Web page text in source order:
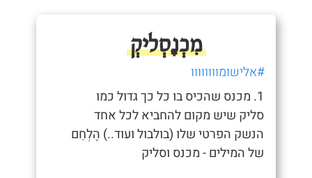
מִכְנָסְליקְ
#אלישומוווווווו
1. מכנס שהכיס בו כל כך גדול כמו
סליק שיש מקום להחביא לכל אחד
הנשק הפרטי שלו (בולבול ועוד..) הֶלְחֵם
של המילים - מכנס וסליק